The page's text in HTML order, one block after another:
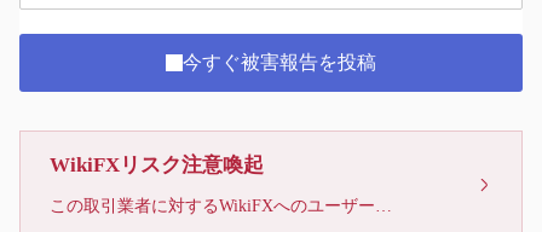
今すぐ被害報告を投稿
WikiFXリスク注意喚起
この取引業者に対するWikiFXへのユーザーからの苦情が、22件に達しています。リスクに注意し、被害に遭わないようお気をつけください。